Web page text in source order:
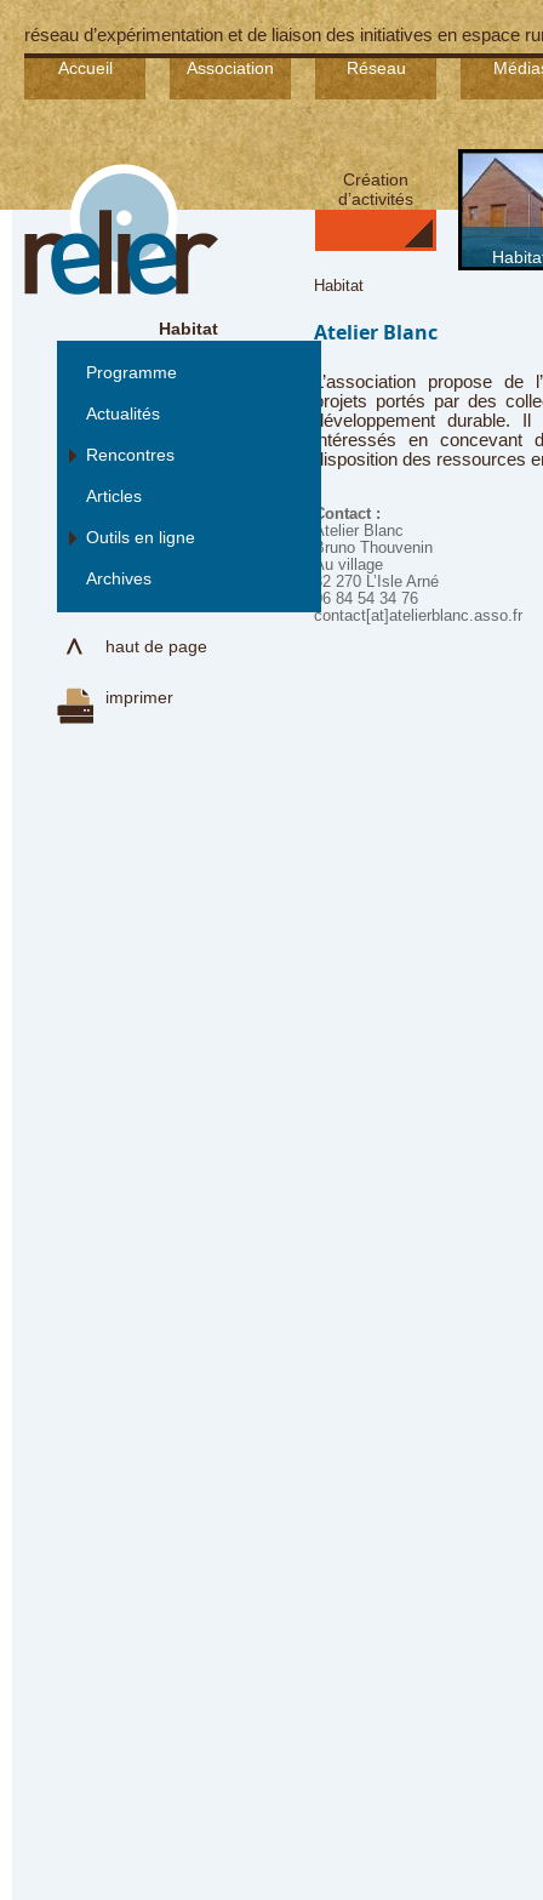
réseau d’expérimentation et de liaison des initiatives en espace
Accueil Association Réseau
Création
d’activités
Habitat
Programme
Actualités
Rencontres
Articles
Outils en ligne
Archives
haut de page
imprimer
Habitat
Atelier Blanc
L’association propose de
projets portés par des
développement durable.
intéressés en
disposition des ressources
Contact :
Atelier Blanc
Bruno Thouvenin
Au village
32 270 L’Isle Arné
06 84 54 34 76
contact[at]atelierblanc.asso.fr